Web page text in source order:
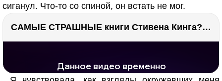
сиганул. Что-то со спиной, он встать не мог.
САМЫЕ СТРАШНЫЕ книги Стивена Кинга???